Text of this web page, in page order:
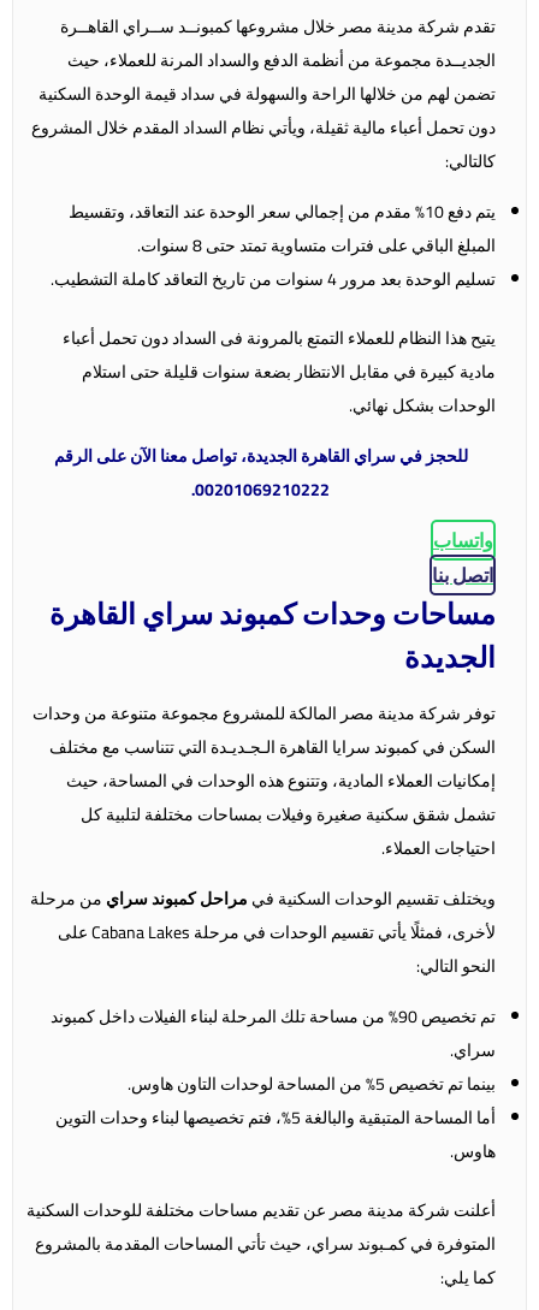
تقدم شركة مدينة مصر خلال مشروعها كمبونــد ســراي القاهــرة
الجديــدة مجموعة من أنظمة الدفع والسداد المرنة للعملاء، حيث
تضمن لهم من خلالها الراحة والسهولة في سداد قيمة الوحدة السكنية
دون تحمل أعباء مالية ثقيلة، ويأتي نظام السداد المقدم خلال المشروع
كالتالي:
يتم دفع 10% مقدم من إجمالي سعر الوحدة عند التعاقد، وتقسيط
المبلغ الباقي على فترات متساوية تمتد حتى 8 سنوات.
تسليم الوحدة بعد مرور 4 سنوات من تاريخ التعاقد كاملة التشطيب.
يتيح هذا النظام للعملاء التمتع بالمرونة فى السداد دون تحمل أعباء
مادية كبيرة في مقابل الانتظار بضعة سنوات قليلة حتى استلام
الوحدات بشكل نهائي.
للحجز في سراي القاهرة الجديدة، تواصل معنا الآن على الرقم
00201069210222.
واتساب
اتصل بنا
مساحات وحدات كمبوند سراي القاهرة
الجديدة
توفر شركة مدينة مصر المالكة للمشروع مجموعة متنوعة من وحدات
السكن في كمبوند سرايا القاهرة الـجـديـدة التي تتناسب مع مختلف
إمكانيات العملاء المادية، وتتنوع هذه الوحدات في المساحة، حيث
تشمل شقق سكنية صغيرة وفيلات بمساحات مختلفة لتلبية كل
احتياجات العملاء.
ويختلف تقسيم الوحدات السكنية فيمراحل كمبوند سرايمن مرحلة
لأخرى، فمثلًا يأتي تقسيم الوحدات في مرحلة Cabana Lakes على
النحو التالي:
تم تخصيص 90% من مساحة تلك المرحلة لبناء الفيلات داخل كمبوند
سراي.
بينما تم تخصيص 5% من المساحة لوحدات التاون هاوس.
أما المساحة المتبقية والبالغة 5%، فتم تخصيصها لبناء وحدات التوين
هاوس.
أعلنت شركة مدينة مصر عن تقديم مساحات مختلفة للوحدات السكنية
المتوفرة في كمـبوند سراي، حيث تأتي المساحات المقدمة بالمشروع
كما يلي: